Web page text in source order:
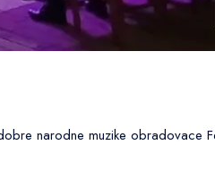
narodne muzike obradovace